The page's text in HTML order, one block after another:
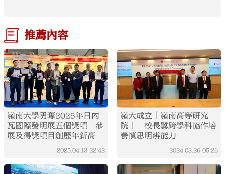
推薦內容
嶺南大學勇奪2025年日內
瓦國際發明展五個獎項 參
展及得獎項目創歷年新高
2025.04.13 22:42
嶺大成立「嶺南高等研究
院」 校長冀跨學科協作培
養慎思明辨能力
2024.03.26 05:26